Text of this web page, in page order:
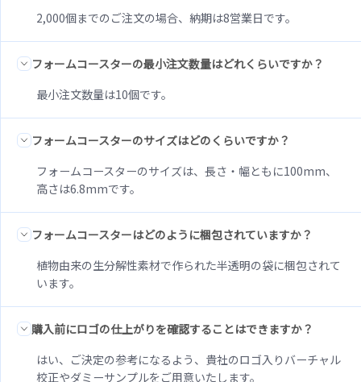
2,000個までのご注文の場合、納期は8営業日です。
フォームコースターの最小注文数量はどれくらいですか？
最小注文数量は10個です。
フォームコースターのサイズはどのくらいですか？
フォームコースターのサイズは、長さ・幅ともに100mm、
高さは6.8mmです。
フォームコースターはどのように梱包されていますか？
植物由来の生分解性素材で作られた半透明の袋に梱包されて
います。
購入前にロゴの仕上がりを確認することはできますか？
はい、ご決定の参考になるよう、貴社のロゴ入りバーチャル
校正やダミーサンプルをご用意いたします。